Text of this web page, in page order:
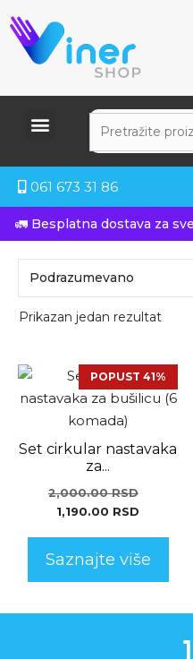
061 673 31 86
🚛 Besplatna dostava za
Prikazan jedan rezultat
POPUST 41%
Set cirkular nastavaka
za...
2,000.00RSD
1,190.00 RSD
Saznajte više